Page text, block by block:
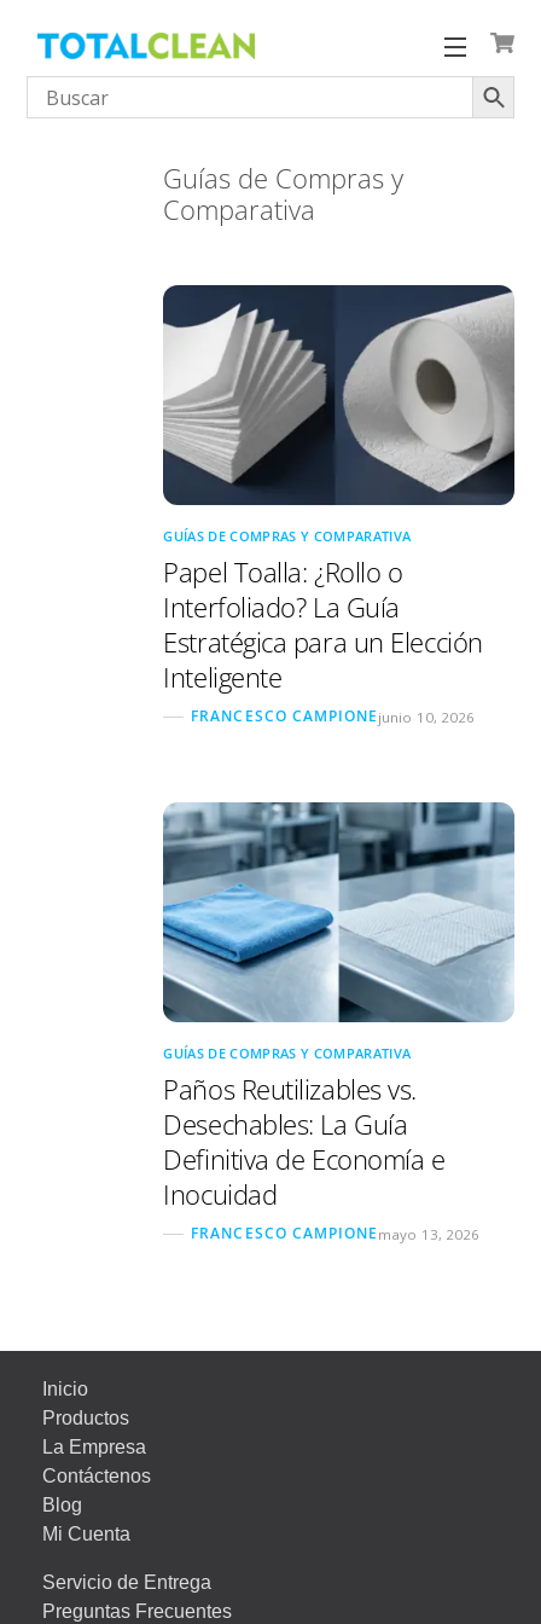
content
Menu
Guías de Compras y
Comparativa
GUÍAS DE COMPRAS Y COMPARATIVA
Papel Toalla: ¿Rollo o
Interfoliado? La Guía
Estratégica para un Elección
Inteligente
FRANCESCO CAMPIONE junio 10, 2026
GUÍAS DE COMPRAS Y COMPARATIVA
Paños Reutilizables vs.
Desechables: La Guía
Definitiva de Economía e
Inocuidad
FRANCESCO CAMPIONE mayo 13, 2026
Inicio
Productos
La Empresa
Contáctenos
Blog
Mi Cuenta
Servicio de Entrega
Preguntas Frecuentes